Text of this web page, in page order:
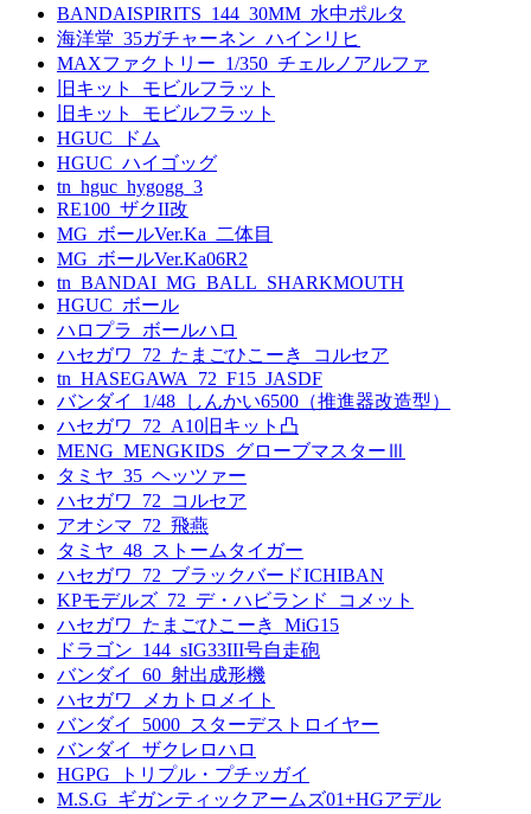
BANDAISPIRITS_144_30MM_水中ポルタ
海洋堂_35ガチャーネン_ハインリヒ
MAXファクトリー_1/350_チェルノアルファ
旧キット_モビルフラット
旧キット_モビルフラット
HGUC_ドム
HGUC_ハイゴッグ
tn_hguc_hygogg_3
RE100_ザクII改
MG_ボールVer.Ka_二体目
MG_ボールVer.Ka06R2
tn_BANDAI_MG_BALL_SHARKMOUTH
HGUC_ボール
ハロプラ_ボールハロ
ハセガワ_72_たまごひこーき_コルセア
tn_HASEGAWA_72_F15_JASDF
バンダイ_1/48_しんかい6500（推進器改造型）
ハセガワ_72_A10旧キット凸
MENG_MENGKIDS_グローブマスターⅢ
タミヤ_35_ヘッツァー
ハセガワ_72_コルセア
アオシマ_72_飛燕
タミヤ_48_ストームタイガー
ハセガワ_72_ブラックバードICHIBAN
KPモデルズ_72_デ・ハビランド_コメット
ハセガワ_たまごひこーき_MiG15
ドラゴン_144_sIG33III号自走砲
バンダイ_60_射出成形機
ハセガワ_メカトロメイト
バンダイ_5000_スターデストロイヤー
バンダイ_ザクレロハロ
HGPG_トリプル・プチッガイ
M.S.G_ギガンティックアームズ01+HGアデル